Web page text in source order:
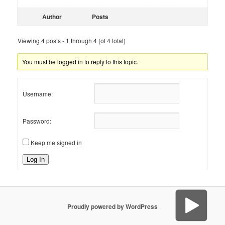
Author Posts
Viewing 4 posts - 1 through 4 (of 4 total)
You must be logged in to reply to this topic.
Username:
Password:
Keep me signed in
Log In
Proudly powered by WordPress